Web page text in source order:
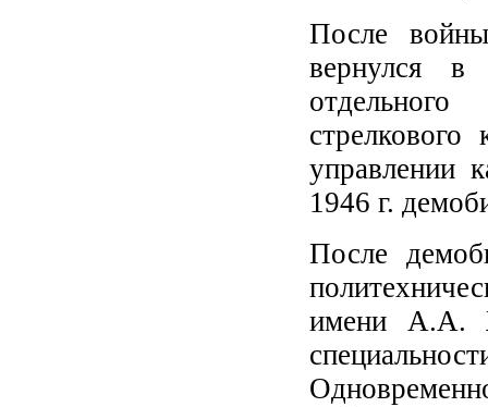
После
вернулся
отдельного
управлении
1946 г.
После
имени А.А.